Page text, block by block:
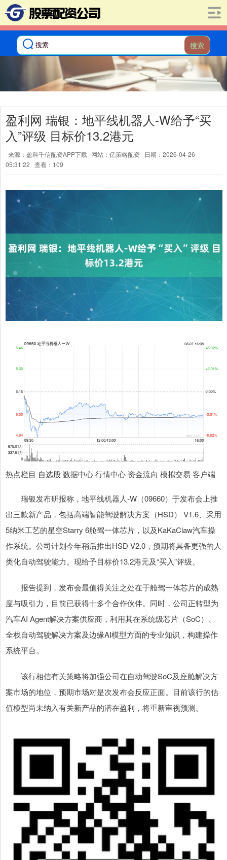
搜索
盈利网 瑞银：地平线机器人-W给予“买
入”评级 目标价13.2港元
来源：盈科千信配资APP下载 网站：亿策略配资
日期：2026-04-26
05:31:22 查看：109
热点栏目 自选股 数据中心 行情中心 资金流向 模拟交易 客户端
瑞银发布研报称，地平线机器人-W（09660）于发布会上推
出三款新产品，包括高端智能驾驶解决方案（HSD） V1.6、采用
5纳米工艺的星空Starry 6舱驾一体芯片，以及KaKaClaw汽车操
作系统。公司计划今年稍后推出HSD V2.0，预期将具备更强的人
类化自动驾驶能力。现给予目标价13.2港元及“买入”评级。
报告提到，发布会最值得关注之处在于舱驾一体芯片的成熟
度与吸引力，目前已获得十多个合作伙伴。同时，公司正转型为
汽车AI Agent解决方案供应商，利用其在系统级芯片（SoC）、
全栈自动驾驶解决方案及边缘AI模型方面的专业知识，构建操作
系统平台。
该行相信有关策略将加强公司在自动驾驶SoC及座舱解决方
案市场的地位，预期市场对是次发布会反应正面。目前该行的估
值模型尚未纳入有关新产品的潜在盈利，将重新审视预测。